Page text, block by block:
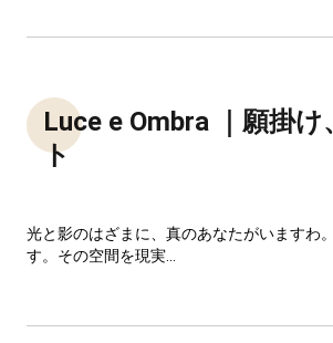
Luce e Ombra ｜願掛
ト
光と影のはざまに、真のあなたがいますわ
す。その空間を現実...